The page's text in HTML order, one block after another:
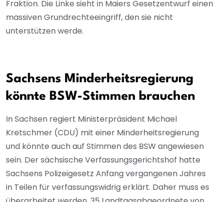
Fraktion. Die Linke sieht in Maiers Gesetzentwurf einen
massiven Grundrechteeingriff, den sie nicht
unterstützen werde.
Sachsens Minderheitsregierung
könnte BSW-Stimmen brauchen
In Sachsen regiert Ministerpräsident Michael
Kretschmer (CDU) mit einer Minderheitsregierung
und könnte auch auf Stimmen des BSW angewiesen
sein. Der sächsische Verfassungsgerichtshof hatte
Sachsens Polizeigesetz Anfang vergangenen Jahres
in Teilen für verfassungswidrig erklärt. Daher muss es